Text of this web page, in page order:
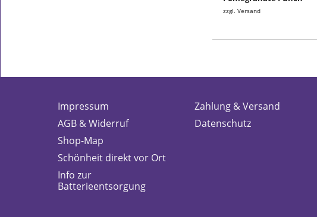
zzgl. Versand
Impressum
AGB & Widerruf
Shop-Map
Schönheit direkt vor Ort
Info zur
Batterieentsorgung
Zahlung & Versand
Datenschutz